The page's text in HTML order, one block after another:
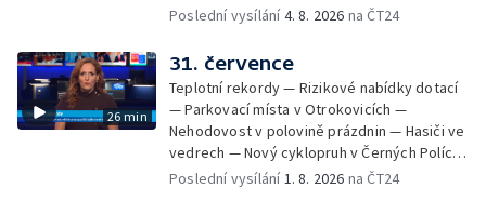
— Přestavba silnice přes Bzenec na
Zašové — Letní opravy divadel — Český hlas
ve vesmíru
Poslední vysílání4. 8. 2026 na ČT24
26 min
31. července
Teplotní rekordy — Rizikové nabídky dotací
— Parkovací místa v Otrokovicích —
Nehodovost v polovině prázdnin — Hasiči ve
vedrech — Nový cyklopruh v Černých Polích
— Květinová výstava ve Věžkách
Poslední vysílání1. 8. 2026 na ČT24